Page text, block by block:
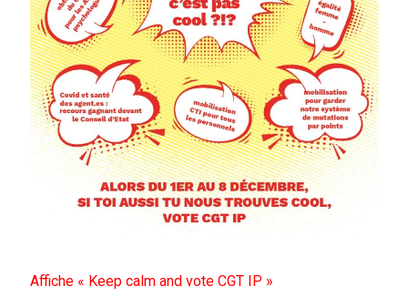
Affiche « Keep calm and vote CGT IP »